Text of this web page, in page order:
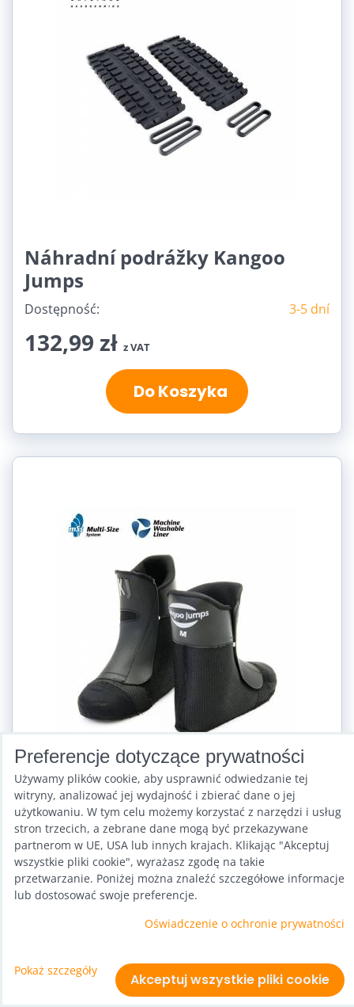
Náhradní podrážky Kangoo
Jumps
Dostępność: 3-5 dní
132,99 zł z VAT
Do Koszyka
Vložky do Kangoo Jumps
Dostępność: Sklad
204,01 złz VAT
Wybierz wariant
Preferencje dotyczące prywatności
Używamy plików cookie, aby usprawnić odwiedzanie tej
witryny, analizować jej wydajność i zbierać dane o jej
użytkowaniu. W tym celu możemy korzystać z narzędzi i usług
stron trzecich, a zebrane dane mogą być przekazywane
partnerom w UE, USA lub innych krajach. Klikając "Akceptuj
wszystkie pliki cookie", wyrażasz zgodę na takie
przetwarzanie. Poniżej można znaleźć szczegółowe informacje
lub dostosować swoje preferencje.
Oświadczenie o ochronie prywatności
Pokaż szczegóły
Akceptuj wszystkie pliki cookie